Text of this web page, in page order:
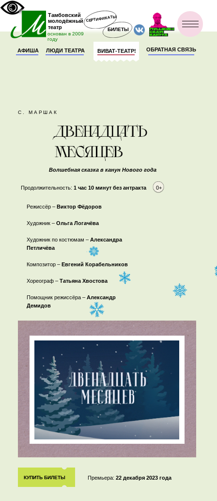
БИЛЕТЫ
СЕРТИФИКАТЫ
ЛЮДИ ТЕАТРА ОБРАТНАЯ СВЯЗЬ
театр
Тамбовский
молодёжный
основан в 2009
году
АФИША ВИВАТ-ТЕАТР!
С. МАРШАК
Продолжительность: 1 час 10 минут без антракта
Премьера: 22 декабря 2023 года
КУПИТЬ БИЛЕТЫ
Волшебная сказка в канун Нового года
Режиссёр – Виктор Фёдоров
Художник – Ольга Логачёва
Художник по костюмам – Александра
Петличёва
Композитор – Евгений Корабельников
Хореограф – Татьяна Хвостова
Помощник режиссёра – Александр
Демидов
0+